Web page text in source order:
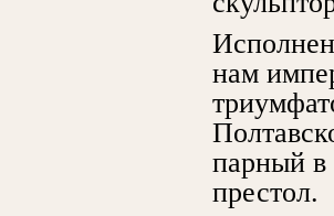
нам
парный в
престол.